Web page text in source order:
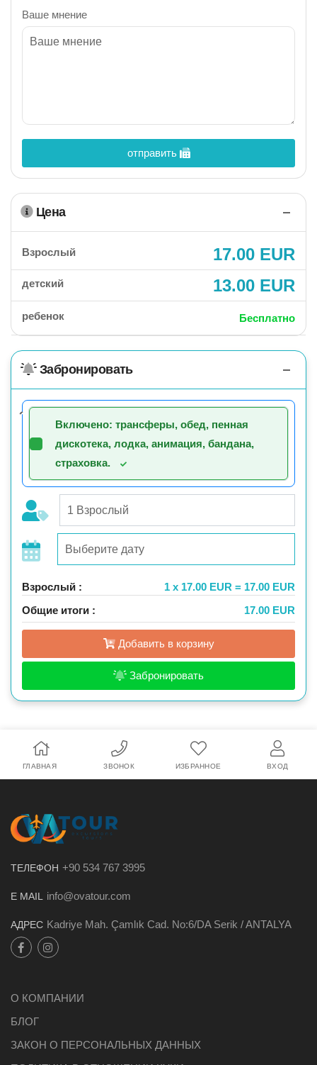
Ваше мнение
отправить
Цена
Взрослый 17.00 EUR
детский 13.00 EUR
ребенок Бесплатно
Забронировать
Включено: трансферы, обед, пенная
дискотека, лодка, анимация, бандана,
страховка.
Взрослый :
1 x 17.00 EUR = 17.00 EUR
Общие итоги :
17.00 EUR
Добавить в корзину
Забронировать
ГЛАВНАЯ ЗВОНОК ИЗБРАННОЕ ВХОД
ТЕЛЕФОН +90 534 767 3995
E MAIL info@ovatour.com
АДРЕС Kadriye Mah. Çamlık Cad. No:6/DA Serik / ANTALYA
О КОМПАНИИ
БЛОГ
ЗАКОН О ПЕРСОНАЛЬНЫХ ДАННЫХ